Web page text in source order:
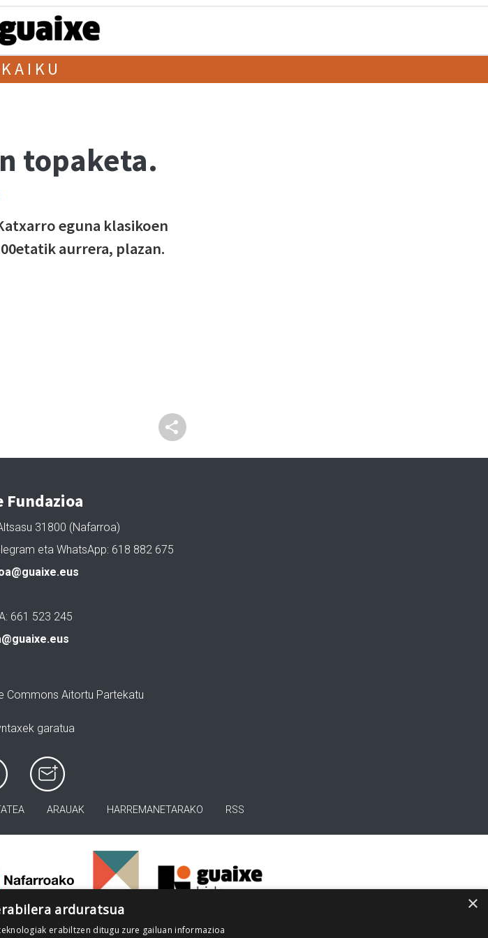
topaketa.
eguna klasikoen
aurrera, plazan.
Fundazioa
31800 (Nafarroa)
eta WhatsApp: 618 882 675
661 523 245
Commons Aitortu Partekatu
garatua
ARAUAK HARREMANETARAKO RSS
×
arduratsua
erabiltzen ditugu zure gailuan informazioa